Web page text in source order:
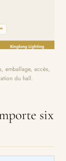
emballage, accès,
du hall.
six